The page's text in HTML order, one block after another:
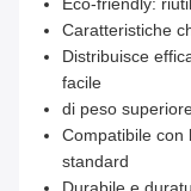
Eco-friendly:
Caratteristiche
Distribuisce
facile
di peso
Compatibile con
standard